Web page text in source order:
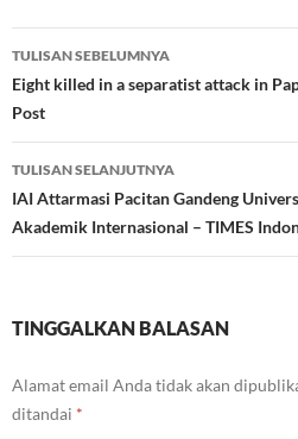
Navigasi
Tulisan
TULISAN SEBELUMNYA
Eight killed in a separatist attack in
Post
TULISAN SELANJUTNYA
IAI Attarmasi Pacitan Gandeng
Akademik Internasional – TIMES
TINGGALKAN BALASAN
Alamat email Anda tidak akan
ditandai *